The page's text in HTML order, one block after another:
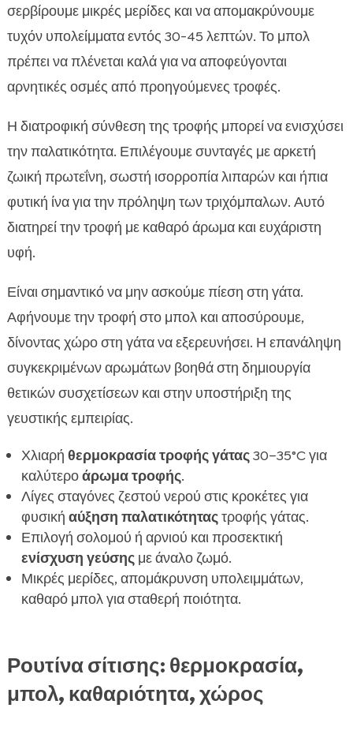
σερβίρουμε μικρές μερίδες και να απομακρύνουμε
τυχόν υπολείμματα εντός 30-45 λεπτών. Το μπολ
πρέπει να πλένεται καλά για να αποφεύγονται
αρνητικές οσμές από προηγούμενες τροφές.
Η διατροφική σύνθεση της τροφής μπορεί να ενισχύσει
την παλατικότητα. Επιλέγουμε συνταγές με αρκετή
ζωική πρωτεΐνη, σωστή ισορροπία λιπαρών και ήπια
φυτική ίνα για την πρόληψη των τριχόμπαλων. Αυτό
διατηρεί την τροφή με καθαρό άρωμα και ευχάριστη
υφή.
Είναι σημαντικό να μην ασκούμε πίεση στη γάτα.
Αφήνουμε την τροφή στο μπολ και αποσύρουμε,
δίνοντας χώρο στη γάτα να εξερευνήσει. Η επανάληψη
συγκεκριμένων αρωμάτων βοηθά στη δημιουργία
θετικών συσχετίσεων και στην υποστήριξη της
γευστικής εμπειρίας.
Χλιαρή θερμοκρασία τροφής γάτας30–35°C για
καλύτεροάρωμα τροφής.
Λίγες σταγόνες ζεστού νερού στις κροκέτες για
φυσική αύξηση παλατικότηταςτροφής γάτας.
Επιλογή σολομού ή αρνιού και προσεκτική
ενίσχυση γεύσηςμε άναλο ζωμό.
Μικρές μερίδες, απομάκρυνση υπολειμμάτων,
καθαρό μπολ για σταθερή ποιότητα.
Ρουτίνα σίτισης: θερμοκρασία,
μπολ, καθαριότητα, χώρος